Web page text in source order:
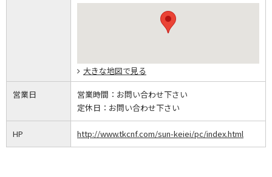
大きな地図で見る
営業日 営業時間： お問い合わせ下さい
定休日： お問い合わせ下さい
HP http://www.tkcnf.com/sun-keiei/pc/index.html